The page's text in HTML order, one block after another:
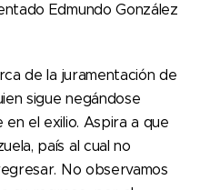
Edmundo González
de la juramentación de
sigue negándose
el exilio. Aspira a que
país al cual no
No observamos